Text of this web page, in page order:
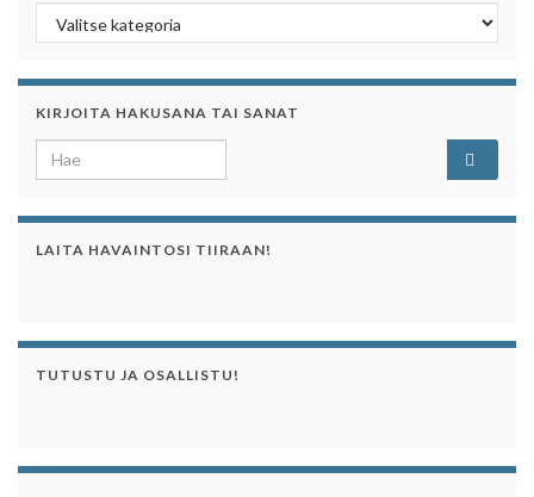
Kategoriaa klikkaamalla näet sen artikkelit
KIRJOITA HAKUSANA TAI SANAT
Search for:
LAITA HAVAINTOSI TIIRAAN!
TUTUSTU JA OSALLISTU!